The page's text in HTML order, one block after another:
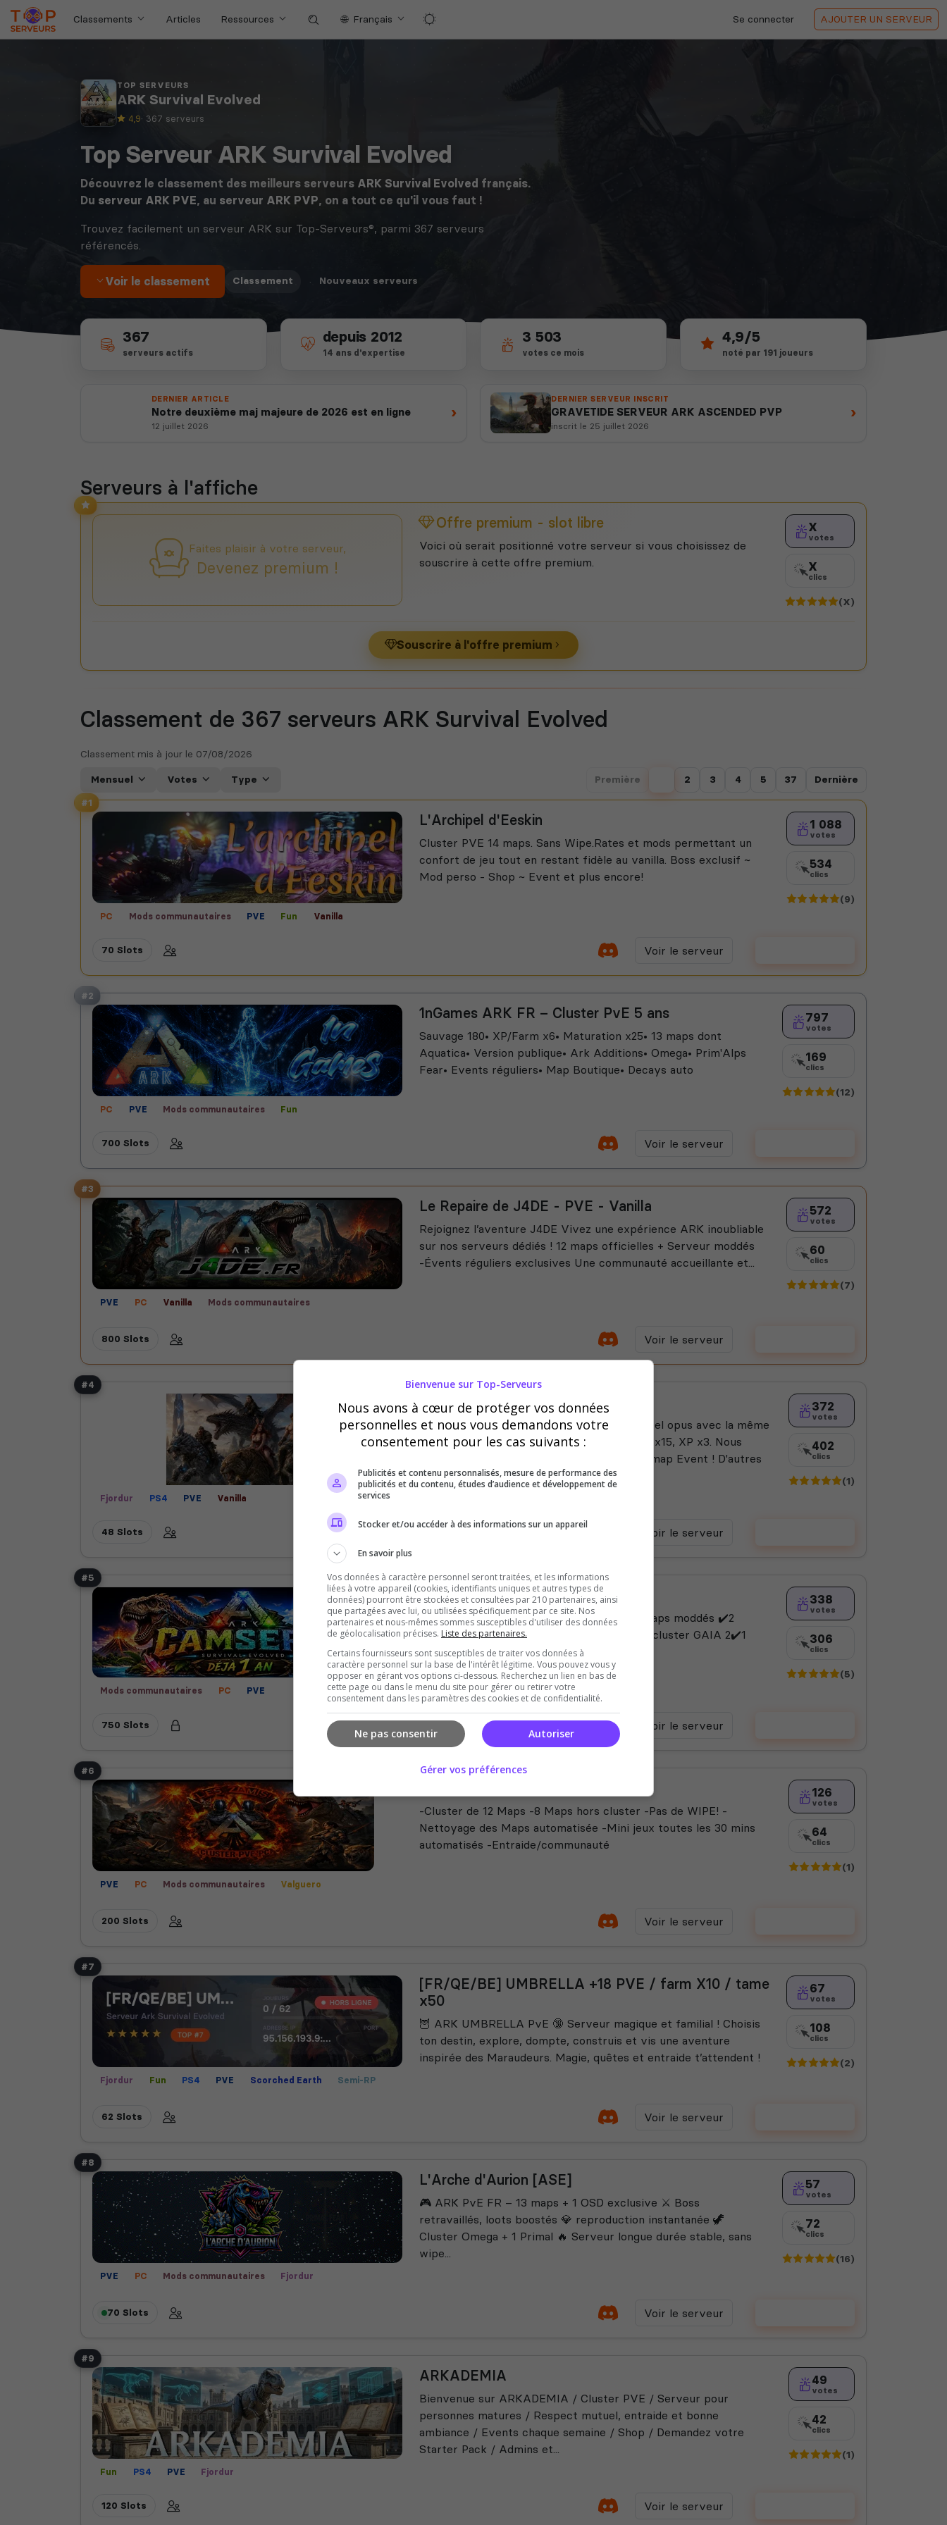
Classements Articles Ressources Français Se connecter AJOUTER UN SERVEUR
TOP SERVEURS
ARK Survival Evolved
4,9· 367 serveurs
Top Serveur ARK Survival Evolved
Découvrez le classement des meilleurs serveurs ARK Survival Evolved français.
Du serveur ARK PVE, au serveur ARK PVP, on a tout ce qu'il vous faut !
Trouvez facilement un serveur ARK sur Top-Serveurs®, parmi 367 serveurs
référencés.
Voir le classement Classement · Nouveaux serveurs
367
serveurs actifs
depuis 2012
14 ans d'expertise
3 503
votes ce mois
4,9/5
noté par 191 joueurs
DERNIER ARTICLE
Notre deuxième maj majeure de 2026 est en ligne
12 juillet 2026
›
DERNIER SERVEUR INSCRIT
GRAVETIDE SERVEUR ARK ASCENDED PVP
inscrit le 25 juillet 2026
›
Serveurs à l'affiche
Faites plaisir à votre serveur,
Devenez premium !
Offre premium - slot libre
Voici où serait positionné votre serveur si vous choisissez de
souscrire à cette offre premium.
X
votes
X
clics
(X)
Souscrire à l'offre premium
Classement de 367 serveurs ARK Survival Evolved
Classement mis à jour le 07/08/2026
Mensuel Votes Type Première 2 3 4 5 37 Dernière
#1
PC Mods communautaires PVE Fun Vanilla
L'Archipel d'Eeskin
Cluster PVE 14 maps. Sans Wipe.Rates et mods permettant un
confort de jeu tout en restant fidèle au vanilla. Boss exclusif ~
Mod perso - Shop ~ Event et plus encore!
1 088
votes
534
clics
(9)
70 Slots Voir le serveur
#2
PC PVE Mods communautaires Fun
1nGames ARK FR – Cluster PvE 5 ans
Sauvage 180• XP/Farm x6• Maturation x25• 13 maps dont
Aquatica• Version publique• Ark Additions• Omega• Prim'Alps
Fear• Events réguliers• Map Boutique• Decays auto
797
votes
169
clics
(12)
700 Slots Voir le serveur
#3
PVE PC Vanilla
Mods communautaires
Le Repaire de J4DE - PVE - Vanilla
Rejoignez l’aventure J4DE Vivez une expérience ARK inoubliable
sur nos serveurs dédiés ! 12 maps officielles + Serveur moddés
-Évents réguliers exclusives Une communauté accueillante et...
572
votes
60
clics
(7)
800 Slots Voir le serveur
#4
Fjordur PS4 PVE Vanilla
Arya Stark 2.0
Le serveur Arya Stark revient pour un nouvel opus avec la même
mentalité qua ses début😉! Farm x3, taming x15, XP x3. Nous
avons les 4 maps les plus demander et une map Event ! D'autres
maps...
372
votes
402
clics
(1)
48 Slots Voir le serveur
#5
Mods communautaires PC PVE
CAMSERV
PC STEAM NO WIPE ✔️Cluster vanilla de 8 maps moddés ✔️2
serveurs exclusif ✔️1 serveur CAVEMAN ✔️1 cluster GAIA 2✔️1
serveur OMEGA✔️1 serveur PRIMAL
338
votes
306
clics
(5)
750 Slots Voir le serveur
#6
PVE PC Mods communautaires
Valguero
-Cluster de 12 Maps -8 Maps hors cluster -Pas de WIPE! -
Nettoyage des Maps automatisée -Mini jeux toutes les 30 mins
automatisés -Entraide/communauté
126
votes
64
clics
(1)
200 Slots Voir le serveur
#7
Fjordur Fun PS4 PVE Scorched Earth
Semi-RP
[FR/QE/BE] UMBRELLA +18 PVE / farm X10 / tame
x50
🦉 ARK UMBRELLA PvE 🔞 Serveur magique et familial ! Choisis
ton destin, explore, dompte, construis et vis une aventure
inspirée des Maraudeurs. Magie, quêtes et entraide t’attendent !
67
votes
108
clics
(2)
62 Slots Voir le serveur
#8
PVE PC Mods communautaires
Fjordur
L'Arche d'Aurion [ASE]
🎮 ARK PvE FR – 13 maps + 1 OSD exclusive ⚔️ Boss
retravaillés, loots boostés 💎 reproduction instantanée 🦖
Cluster Omega + 1 Primal 🔥 Serveur longue durée stable, sans
wipe...
57
votes
72
clics
(16)
70 Slots Voir le serveur
#9
Fun PS4 PVE Fjordur
ARKADEMIA
Bienvenue sur ARKADEMIA / Cluster PVE / Serveur pour
personnes matures / Respect mutuel, entraide et bonne
ambiance / Events chaque semaine / Shop / Demandez votre
Starter Pack / Admins et...
49
votes
42
clics
(1)
120 Slots Voir le serveur
Bienvenue sur Top-Serveurs
Nous avons à cœur de protéger vos données
personnelles et nous vous demandons votre
consentement pour les cas suivants :
Publicités et contenu personnalisés, mesure de performance des
publicités et du contenu, études d’audience et développement de
services
Stocker et/ou accéder à des informations sur un appareil
En savoir plus
Vos données à caractère personnel seront traitées, et les informations
liées à votre appareil (cookies, identifiants uniques et autres types de
données) pourront être stockées et consultées par 210 partenaires, ainsi
que partagées avec lui, ou utilisées spécifiquement par ce site. Nos
partenaires et nous-mêmes sommes susceptibles d'utiliser des données
de géolocalisation précises. Liste des partenaires.
Certains fournisseurs sont susceptibles de traiter vos données à
caractère personnel sur la base de l'intérêt légitime. Vous pouvez vous y
opposer en gérant vos options ci-dessous. Recherchez un lien en bas de
cette page ou dans le menu du site pour gérer ou retirer votre
consentement dans les paramètres des cookies et de confidentialité.
Autoriser
Ne pas consentir
Gérer vos préférences